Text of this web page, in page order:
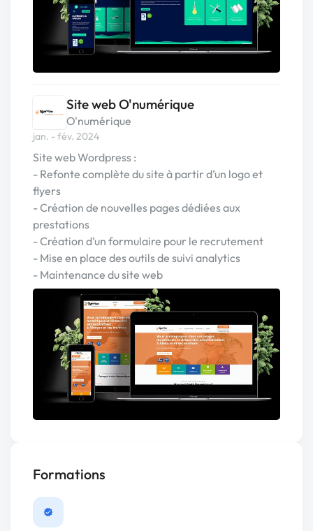
Site web O'numérique
O'numérique
jan. - fév. 2024
Site web Wordpress :
- Refonte complète du site à partir d’un logo et
flyers
- Création de nouvelles pages dédiées aux
prestations
- Création d’un formulaire pour le recrutement
- Mise en place des outils de suivi analytics
- Maintenance du site web
Formations